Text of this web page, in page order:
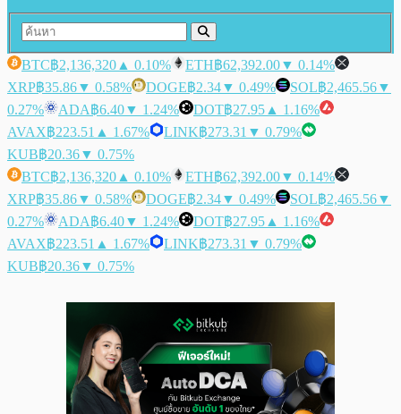
BTC฿2,136,320 ▲ 0.10% ETH฿62,392.00▼ 0.14%
XRP฿35.86▼ 0.58% DOGE฿2.34▼ 0.49% SOL฿2,465.56▼
0.27%
ADA฿6.40▼ 1.24% DOT฿27.95 ▲ 1.16%
AVAX฿223.51 ▲ 1.67% LINK฿273.31 ▼ 0.79%
KUB฿20.36▼ 0.75%
BTC฿2,136,320 ▲ 0.10% ETH฿62,392.00▼ 0.14%
XRP฿35.86▼ 0.58% DOGE฿2.34▼ 0.49% SOL฿2,465.56▼
0.27%
ADA฿6.40▼ 1.24% DOT฿27.95 ▲ 1.16%
AVAX฿223.51 ▲ 1.67% LINK฿273.31 ▼ 0.79%
KUB฿20.36▼ 0.75%